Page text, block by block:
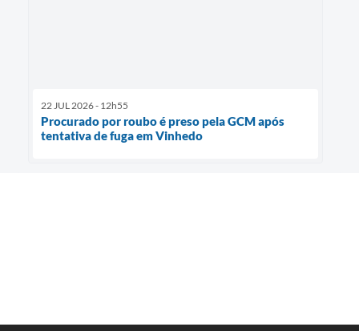
22 JUL 2026 - 12h55
Procurado por roubo é preso pela GCM após
tentativa de fuga em Vinhedo